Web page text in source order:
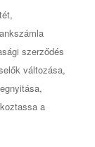
szerződés
változása,
a